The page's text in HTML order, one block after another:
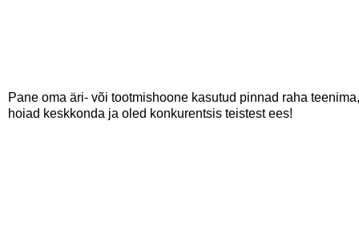
Pane oma äri- või tootmishoone kasutud pinnad raha
hoiad keskkonda ja oled konkurentsis teistest ees!